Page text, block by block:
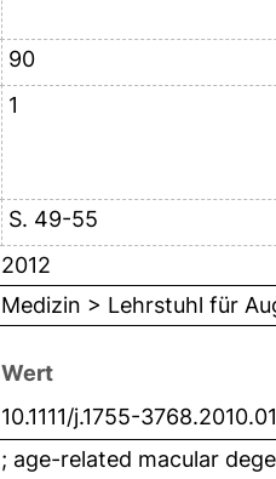
90
1
S. 49-55
2012
Medizin > Lehrstuhl für
Wert
10.1111/j.1755-
; age-related macular